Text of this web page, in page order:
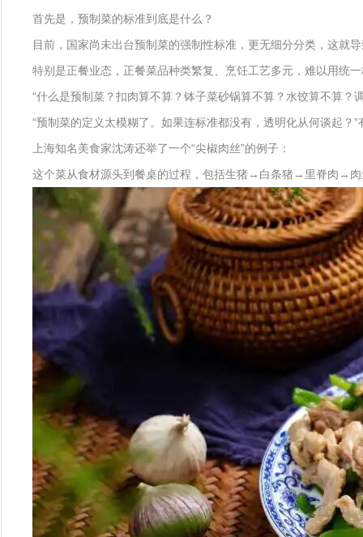
首先是，预制菜的标准到底是什么？
目前，国家尚未出台预制菜的强制性标准，更无细分分类，这就
特别是正餐业态，正餐菜品种类繁复、烹饪工艺多元，难以用统
“什么是预制菜？扣肉算不算？钵子菜砂锅算不算？水饺算不算
“预制菜的定义太模糊了。如果连标准都没有，透明化从何谈起？
上海知名美食家沈涛还举了一个“尖椒肉丝”的例子：
这个菜从食材源头到餐桌的过程，包括生猪→白条猪→里脊肉→